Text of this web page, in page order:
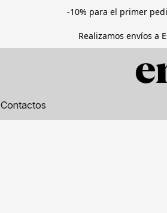
-10% para el primer
Realizamos envíos a
Contactos